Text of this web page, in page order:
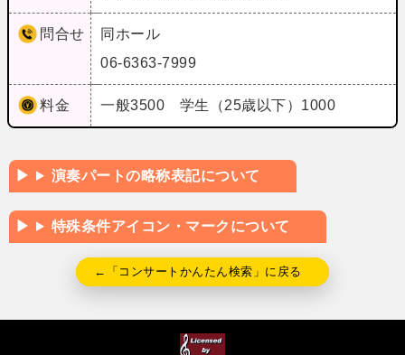
問合せ
同ホール
06-6363-7999
料金 一般3500 学生（25歳以下）1000
演奏パートの略称表記について
特殊条件アイコン・マークについて
←「コンサートかんたん検索」に戻る